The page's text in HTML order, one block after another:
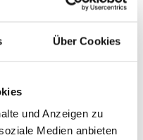
Über Cookies
und Anzeigen zu
Medien anbieten